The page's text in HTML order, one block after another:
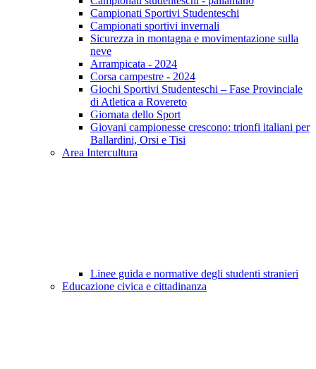
Campionati Sportivi Studenteschi
Campionati sportivi invernali
Sicurezza in montagna e movimentazione sulla
neve
Arrampicata - 2024
Corsa campestre - 2024
Giochi Sportivi Studenteschi – Fase Provinciale
di Atletica a Rovereto
Giornata dello Sport
Giovani campionesse crescono: trionfi italiani per
Ballardini, Orsi e Tisi
Area Intercultura
Linee guida e normative degli studenti stranieri
Educazione civica e cittadinanza